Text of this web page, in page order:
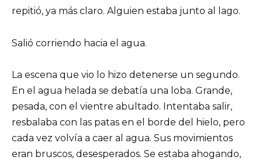
repitió, ya más claro. Alguien estaba junto al lago.
Salió corriendo hacia el agua.
La escena que vio lo hizo detenerse un segundo.
En el agua helada se debatía una loba. Grande,
pesada, con el vientre abultado. Intentaba salir,
resbalaba con las patas en el borde del hielo, pero
cada vez volvía a caer al agua. Sus movimientos
eran bruscos, desesperados. Se estaba ahogando,